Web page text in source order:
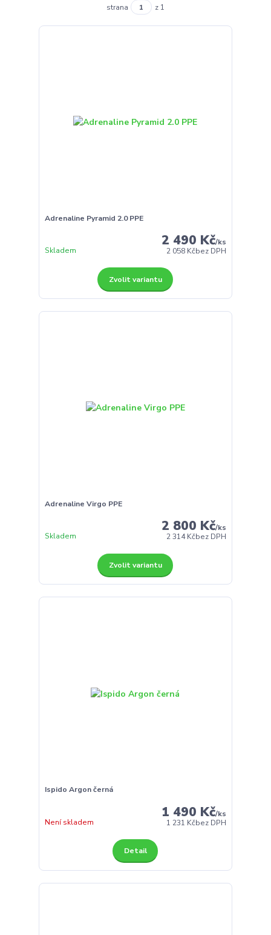
strana z 1
Adrenaline Pyramid 2.0 PPE
2 490 Kč/ks
2 058 Kčbez DPH
Skladem
Zvolit variantu
Adrenaline Virgo PPE
2 800 Kč/ks
2 314 Kčbez DPH
Skladem
Zvolit variantu
Ispido Argon černá
1 490 Kč/ks
1 231 Kčbez DPH
Není skladem
Detail